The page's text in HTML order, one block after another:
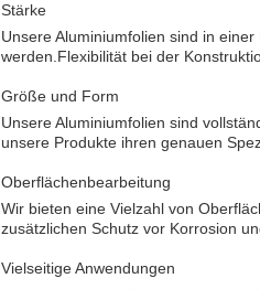
Stärke
Unsere Aluminiumfolien sind in
werden.Flexibilität bei der
Größe und Form
Unsere Aluminiumfolien sind
unsere Produkte ihren genauen
Oberflächenbearbeitung
Wir bieten eine Vielzahl von
zusätzlichen Schutz vor Korrosion
Vielseitige Anwendungen